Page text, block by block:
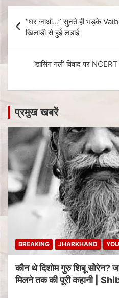
“घर जाओ…” सुनते ही भड़के
खिलाड़ी से हुई लड़ाई
‘डांसिंग गर्ल’ विवाद पर
प्रमुख खबरें
BREAKING JHARKHAND
कौन थे दिशोम गुरु शिबू सोरेन?
मिलने तक की पूरी कहानी |